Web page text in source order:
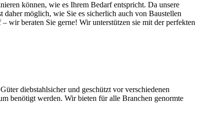
können, wie es Ihrem Bedarf entspricht. Da unsere
daher möglich, wie Sie es sicherlich auch von Baustellen
wir beraten Sie gerne! Wir unterstützen sie mit der perfekten
diebstahlsicher und geschützt vor verschiedenen
benötigt werden. Wir bieten für alle Branchen genormte